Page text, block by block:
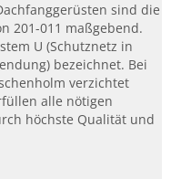
sind die
201-011 maßgebend.
U (Schutznetz in
bezeichnet. Bei
verzichtet
alle nötigen
höchste Qualität und